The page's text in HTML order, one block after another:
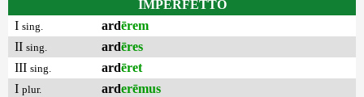
IMPERFETTO
I sing. ardērem
II sing. ardēres
III sing. ardēret
I plur. arderēmus